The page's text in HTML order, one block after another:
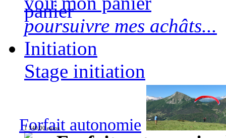
poursuivre mes achâts...
Initiation
Stage initiation
Forfait autonomie
1 340,00 euros